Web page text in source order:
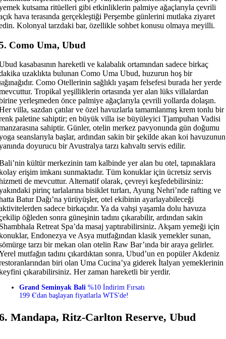
kutsama ritüelleri gibi etkinliklerin palmiye ağaçlarıyla çevrili
hava terasında gerçekleştiği Perşembe günlerini mutlaka ziyaret
Kolonyal tarzdaki bar, özellikle sohbet konusu olmaya meyilli.
Como Uma, Ubud
kasabasının hareketli ve kalabalık ortamından sadece birkaç
uzaklıkta bulunan Como Uma Ubud, huzurun hoş bir
Como Otellerinin sağlıklı yaşam felsefesi burada her yerde
Tropikal yeşilliklerin ortasında yer alan lüks villalardan
yerleşmeden önce palmiye ağaçlarıyla çevrili yollarda dolaşın.
villa, sazdan çatılar ve özel havuzlarla tamamlanmış krem ​​tonlu bir
paletine sahiptir; en büyük villa ise büyüleyici Tjampuhan Vadisi
sahiptir. Günler, otelin merkez pavyonunda gün doğumu
seanslarıyla başlar, ardından sakin bir şekilde akan koi havuzunun
doyurucu bir Avustralya tarzı kahvaltı servis edilir.
kültür merkezinin tam kalbinde yer alan bu otel, tapınaklara
erişim imkanı sunmaktadır. Tüm konuklar için ücretsiz servis
de mevcuttur. Alternatif olarak, çevreyi keşfedebilirsiniz:
pirinç tarlalarına bisiklet turları, Ayung Nehri’nde rafting ve
Batur Dağı’na yürüyüşler, otel ekibinin ayarlayabileceği
sadece birkaçıdır. Ya da vahşi yaşamla dolu havuza
öğleden sonra güneşinin tadını çıkarabilir, ardından sakin
Retreat Spa’da masaj yaptırabilirsiniz. Akşam yemeği için
Endonezya ve Asya mutfağından klasik yemekler sunan,
tarzı bir mekan olan otelin Raw Bar’ında bir araya gelirler.
mutfağın tadını çıkardıktan sonra, Ubud’un en popüler Akdeniz
biri olan Uma Cucina’ya giderek İtalyan yemeklerinin
çıkarabilirsiniz. Her zaman hareketli bir yerdir.
Grand Seminyak Bali %10 İndirim Fırsatı
199 €'dan başlayan fiyatlarla WTS'de!
Mandapa, Ritz-Carlton Reserve, Ubud